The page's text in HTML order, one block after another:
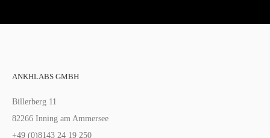
ANKHLABS GMBH
Billerberg 11
82266 Inning am Ammersee
+49 (0)8143 24 19 250